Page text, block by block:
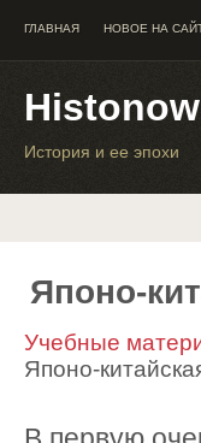
ГЛАВНАЯ НОВОЕ НА
Histonow
История и ее эпохи
Японо-
Учебные
Японо-